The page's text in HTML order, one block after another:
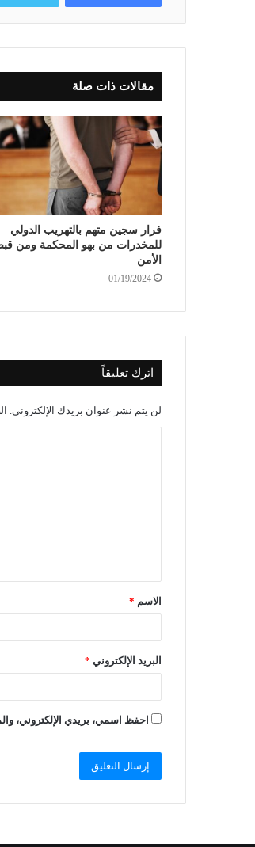
مقالات ذات صلة
فرار سجين متهم بالتهريب الدولي
للمخدرات من بهو المحكمة ومن
الأمن
01/19/2024
اترك تعليقاً
لن يتم نشر عنوان بريدك الإلكتروني.
الاسم *
البريد الإلكتروني *
احفظ اسمي، بريدي الإلكتروني،